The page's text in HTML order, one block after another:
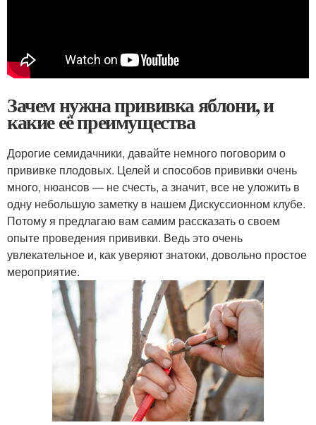
Зачем нужна прививка яблони, и
какие её преимущества
Дорогие семидачники, давайте немного поговорим о
прививке плодовых. Целей и способов прививки очень
много, нюансов — не счесть, а значит, все не уложить в
одну небольшую заметку в нашем Дискуссионном клубе.
Потому я предлагаю вам самим рассказать о своем
опыте проведения прививки. Ведь это очень
увлекательное и, как уверяют знатоки, довольно простое
мероприятие.